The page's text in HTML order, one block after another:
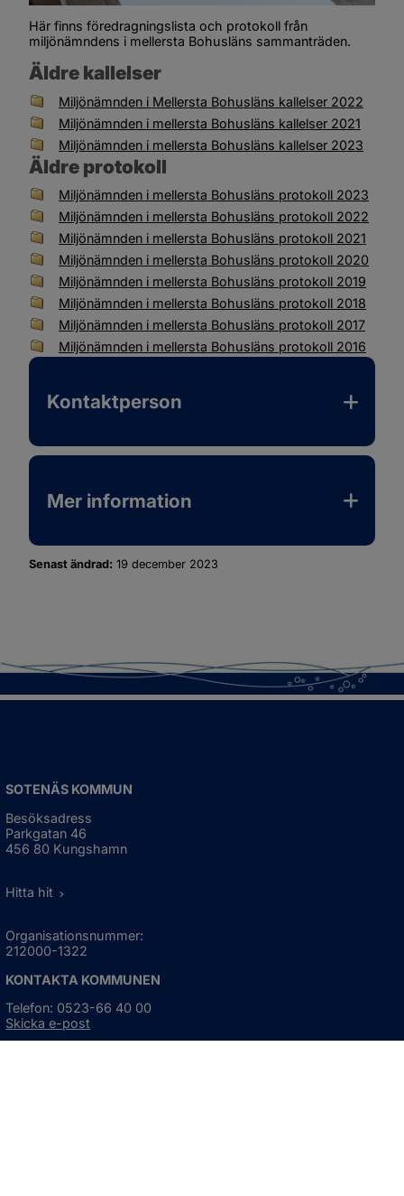
Här finns föredragningslista och protokoll från
miljönämndens i mellersta Bohusläns sammanträden.
Äldre kallelser
Filer tillgängliga för nedladdning
Ikon som illustrerar filtyp Filnamn Filstorlek Datum
Miljönämnden i Mellersta Bohusläns kallelser 2022
Miljönämnden i mellersta Bohusläns kallelser 2021
Miljönämnden i mellersta Bohusläns kallelser 2023
Äldre protokoll
Filer tillgängliga för nedladdning
Ikon som illustrerar filtyp Filnamn Filstorlek Datum
Miljönämnden i mellersta Bohusläns protokoll 2023
Miljönämnden i mellersta Bohusläns protokoll 2022
Miljönämnden i mellersta Bohusläns protokoll 2021
Miljönämnden i mellersta Bohusläns protokoll 2020
Miljönämnden i mellersta Bohusläns protokoll 2019
Miljönämnden i mellersta Bohusläns protokoll 2018
Miljönämnden i mellersta Bohusläns protokoll 2017
Miljönämnden i mellersta Bohusläns protokoll 2016
Kontaktperson
Mer information
Senast ändrad: 19 december 2023
SOTENÄS KOMMUN
Besöksadress
Parkgatan 46
456 80 Kungshamn
Hitta hit
Organisationsnummer:
212000-1322
KONTAKTA KOMMUNEN
Telefon: 0523-66 40 00
Skicka e-post